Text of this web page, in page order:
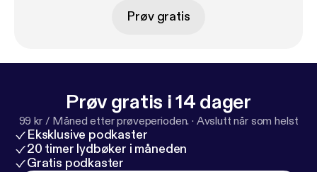
Prøv gratis
Prøv gratis i 14 dager
99 kr / Måned etter prøveperioden. · Avslutt når som helst
Eksklusive podkaster
20 timer lydbøker i måneden
Gratis podkaster